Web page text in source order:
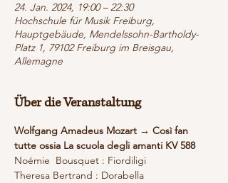
24. Jan. 2024, 19:00 – 22:30
Hochschule für Musik Freiburg,
Hauptgebäude, Mendelssohn-Bartholdy-
Platz 1, 79102 Freiburg im Breisgau,
Allemagne
Über die Veranstaltung
Wolfgang Amadeus Mozart → Così fan
tutte ossia La scuola degli amanti KV 588
Noémie  Bousquet : Fiordiligi
Theresa Bertrand : Dorabella